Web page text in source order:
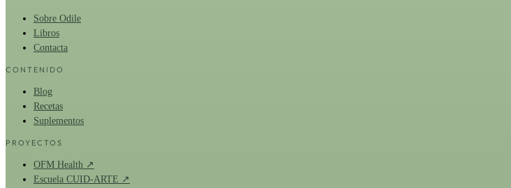
Sobre Odile
Libros
Contacta
CONTENIDO
Blog
Recetas
Suplementos
PROYECTOS
OFM Health ↗
Escuela CUID-ARTE ↗